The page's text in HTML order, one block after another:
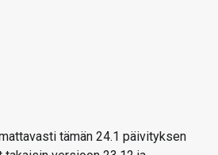
tämän 24.1 päivityksen